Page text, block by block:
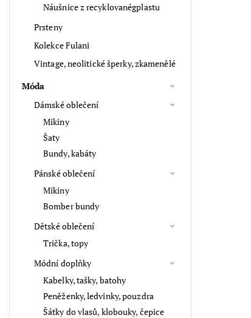
Náušnice z recyklovanégplastu
Prsteny
Kolekce Fulani
Vintage, neolitické šperky, zkamenělé
Móda
Dámské oblečení
Mikiny
Šaty
Bundy, kabáty
Pánské oblečení
Mikiny
Bomber bundy
Dětské oblečení
Trička, topy
Módní doplňky
Kabelky, tašky, batohy
Peněženky, ledvinky, pouzdra
Šátky do vlasů, klobouky, čepice